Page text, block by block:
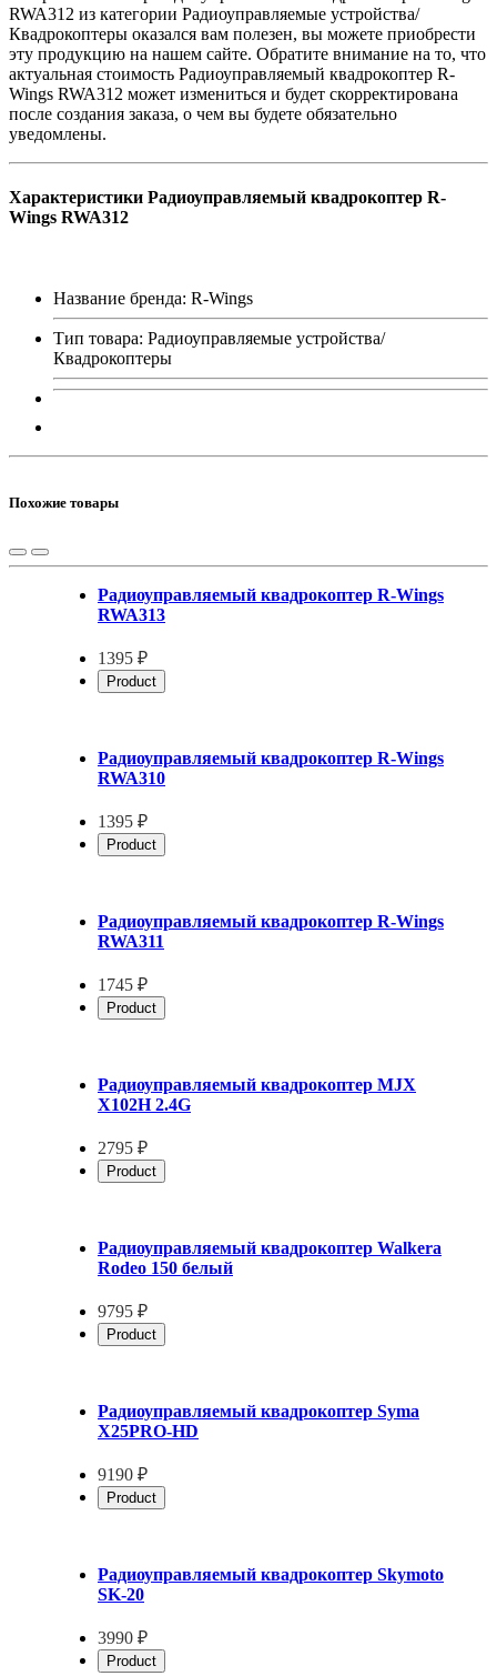
RWA312 из категории Радиоуправляемые устройства/
Квадрокоптеры оказался вам полезен, вы можете приобрести
эту продукцию на нашем сайте. Обратите внимание на то, что
актуальная стоимость Радиоуправляемый квадрокоптер R-
Wings RWA312 может измениться и будет скорректирована
после создания заказа, о чем вы будете обязательно
уведомлены.
Характеристики Радиоуправляемый квадрокоптер R-
Wings RWA312
Название бренда: R-Wings
Тип товара: Радиоуправляемые устройства/
Квадрокоптеры
Похожие товары
Радиоуправляемый квадрокоптер R-Wings
RWA313
1395 ₽
Product
Радиоуправляемый квадрокоптер R-Wings
RWA310
1395 ₽
Product
Радиоуправляемый квадрокоптер R-Wings
RWA311
1745 ₽
Product
Радиоуправляемый квадрокоптер MJX
X102H 2.4G
2795 ₽
Product
Радиоуправляемый квадрокоптер Walkera
Rodeo 150 белый
9795 ₽
Product
Радиоуправляемый квадрокоптер Syma
X25PRO-HD
9190 ₽
Product
Радиоуправляемый квадрокоптер Skymoto
SK-20
3990 ₽
Product